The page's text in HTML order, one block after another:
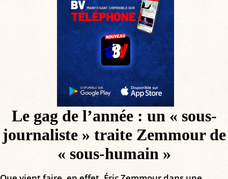
Le gag de l’année : un « sous-
journaliste » traite Zemmour de
« sous-humain »